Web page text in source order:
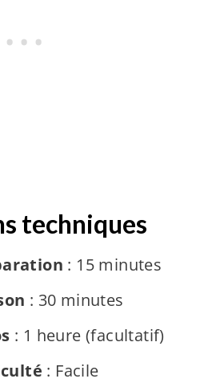
techniques
: 15 minutes
: 30 minutes
: 1 heure (facultatif)
: Facile